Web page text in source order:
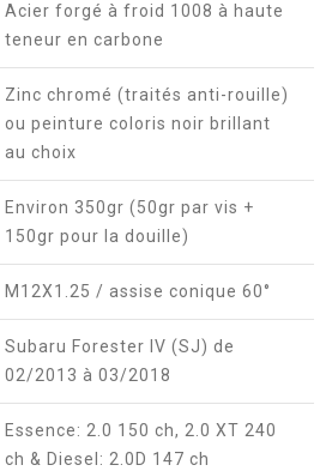
Acier forgé à froid 1008 à haute
teneur en carbone
Zinc chromé (traités anti-rouille)
ou peinture coloris noir brillant
au choix
Environ 350gr (50gr par vis +
150gr pour la douille)
M12X1.25 / assise conique 60°
Subaru Forester IV (SJ) de
02/2013 à 03/2018
Essence: 2.0 150 ch, 2.0 XT 240
ch & Diesel: 2.0D 147 ch